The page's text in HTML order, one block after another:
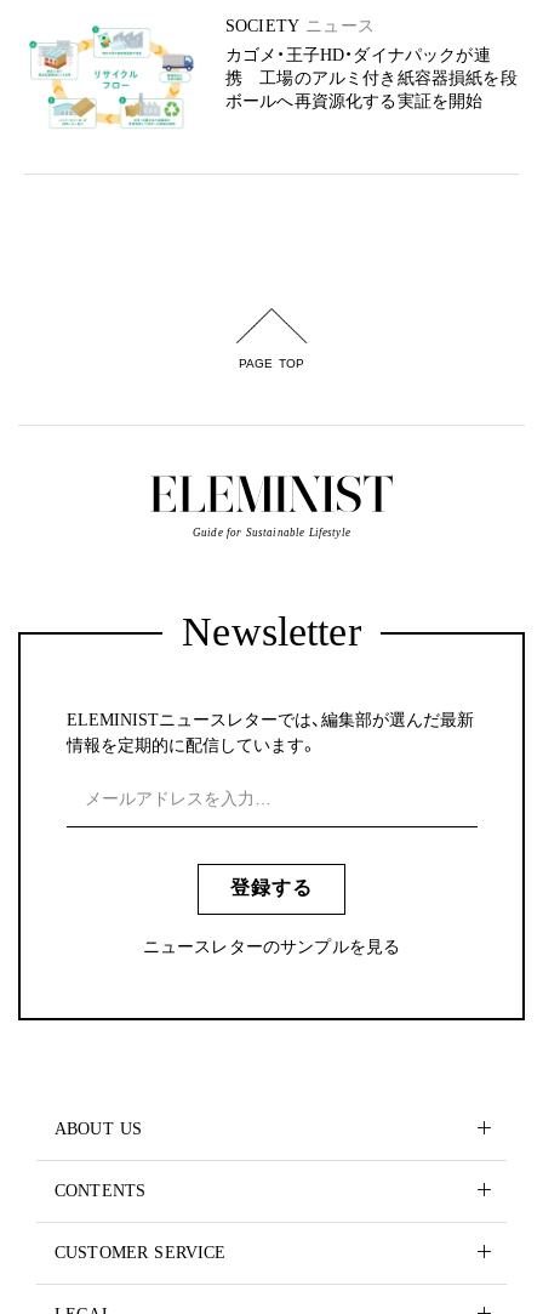
SOCIETY ニュース
カゴメ・王子HD・ダイナパックが連
携 工場のアルミ付き紙容器損紙を段
ボールへ再資源化する実証を開始
PAGE TOP
Guide for Sustainable Lifestyle
Newsletter
ELEMINISTニュースレターでは、編集部が選んだ最新
情報を定期的に配信しています。
登録する
ニュースレターのサンプルを見る
ABOUT US
CONTENTS
CUSTOMER SERVICE